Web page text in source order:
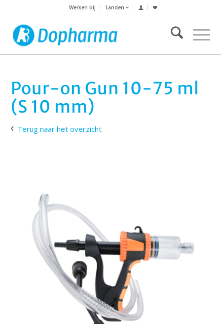
Werken bij Landen
Pour-on Gun 10-75 ml
(S 10 mm)
Terug naar het overzicht